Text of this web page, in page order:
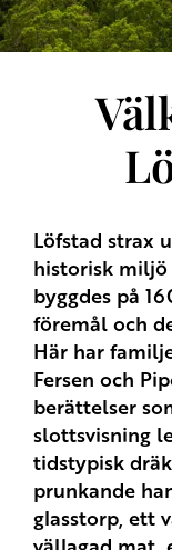
Löfstad strax
historisk miljö
byggdes på
föremål och
Här har
Fersen och
berättelser
slottsvisning
tidstypisk
prunkande
glasstorp, ett
vällagad mat,